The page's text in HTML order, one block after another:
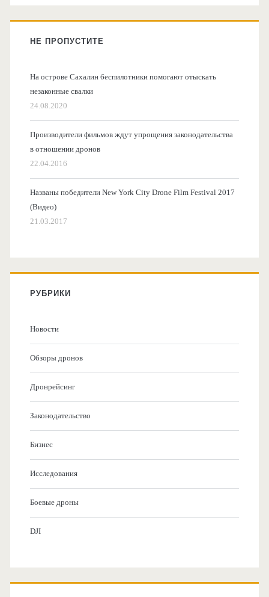
НЕ ПРОПУСТИТЕ
На острове Сахалин беспилотники помогают отыскать
незаконные свалки
24.08.2020
Производители фильмов ждут упрощения законодательства
в отношении дронов
22.04.2016
Названы победители New York City Drone Film Festival 2017
(Видео)
21.03.2017
РУБРИКИ
Новости
Обзоры дронов
Дронрейсинг
Законодательство
Бизнес
Исследования
Боевые дроны
DJI